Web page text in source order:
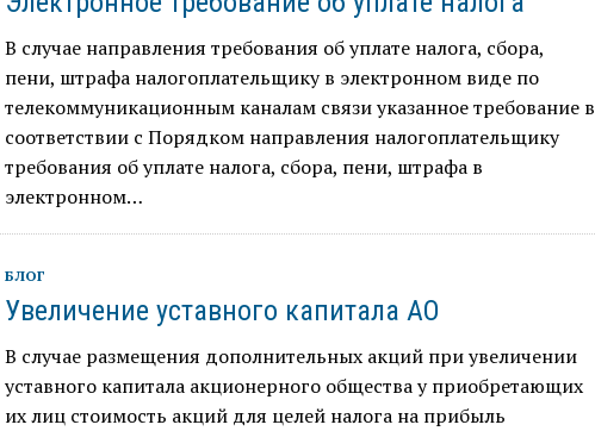
В случае направления требования об уплате налога, сбора,
пени, штрафа налогоплательщику в электронном виде по
телекоммуникационным каналам связи указанное требование в
соответствии с Порядком направления налогоплательщику
требования об уплате налога, сбора, пени, штрафа в
электронном…
БЛОГ
Увеличение уставного капитала АО
В случае размещения дополнительных акций при увеличении
уставного капитала акционерного общества у приобретающих
их лиц стоимость акций для целей налога на прибыль